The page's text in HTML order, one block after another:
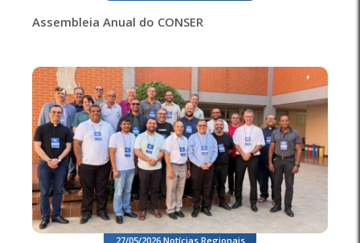
Assembleia Anual do CONSER
27/05/2026. Notícias Regionais